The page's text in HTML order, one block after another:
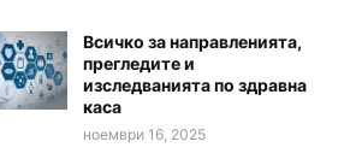
Всичко за направленията,
прегледите и
изследванията по здравна
каса
ноември 16, 2025